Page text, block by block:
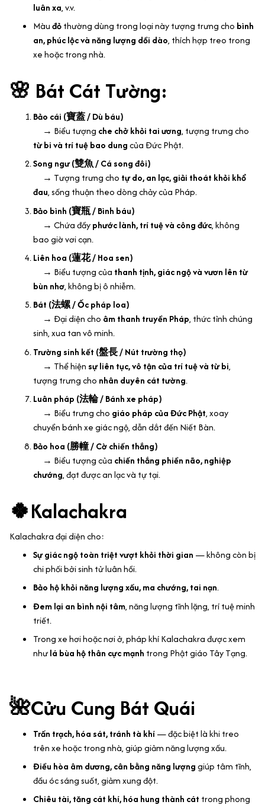
luân xa, v.v.
Màuđỏthường dùng trong loại này tượng trưng cho bình
an, phúc lộc và năng lượng dồi dào, thích hợp treo trong
xe hoặc trong nhà.
🌸 Bát Cát Tường:
Bảo cái (寶蓋 / Dù báu)
→ Biểu tượng che chở khỏi tai ương, tượng trưng cho
từ bi và trí tuệ bao dungcủa Đức Phật.
Song ngư (雙魚 / Cá song đôi)
→ Tượng trưng cho tự do, an lạc, giải thoát khỏi khổ
đau, sống thuận theo dòng chảy của Pháp.
Bảo bình (寶瓶 / Bình báu)
→ Chứa đầyphước lành, trí tuệ và công đức, không
bao giờ vơi cạn.
Liên hoa (蓮花 / Hoa sen)
→ Biểu tượng của thanh tịnh, giác ngộ và vươn lên từ
bùn nhơ, không bị ô nhiễm.
Bát (法螺 / Ốc pháp loa)
→ Đại diện cho âm thanh truyền Pháp, thức tỉnh chúng
sinh, xua tan vô minh.
Trường sinh kết (盤長 / Nút trường thọ)
→ Thể hiện sự liên tục, vô tận của trí tuệ và từ bi,
tượng trưng cho nhân duyên cát tường.
Luân pháp (法輪 / Bánh xe pháp)
→ Biểu trưng cho giáo pháp của Đức Phật, xoay
chuyển bánh xe giác ngộ, dẫn dắt đến Niết Bàn.
Bảo hoa (勝幢 / Cờ chiến thắng)
→ Biểu tượng của chiến thắng phiền não, nghiệp
chướng, đạt được an lạc và tự tại.
🍀Kalachakra
Kalachakra đại diện cho:
Sự giác ngộ toàn triệt vượt khỏi thời gian — không còn bị
chi phối bởi sinh tử luân hồi.
Bảo hộ khỏi năng lượng xấu, ma chướng, tai nạn.
Đem lại an bình nội tâm, năng lượng tĩnh lặng, trí tuệ minh
triết.
Trong xe hơi hoặc nơi ở, pháp khí Kalachakra được xem
nhưlá bùa hộ thân cực mạnh trong Phật giáo Tây Tạng.
🌺Cửu Cung Bát Quái
Trấn trạch, hóa sát, tránh tà khí— đặc biệt là khi treo
trên xe hoặc trong nhà, giúp giảm năng lượng xấu.
Điều hòa âm dương, cân bằng năng lượnggiúp tâm tĩnh,
đầu óc sáng suốt, giảm xung đột.
Chiêu tài, tăng cát khí, hóa hung thành cát trong phong